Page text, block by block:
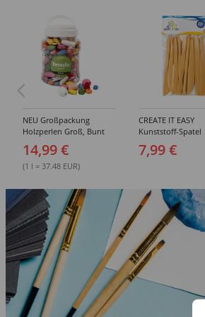
NEU Großpackung
Holzperlen Groß, Bunt
Sortiert, 400 ml Eimer
14,99 €
(1 l = 37.48 EUR)
CREATE IT EASY
Kunststoff-Spatel
Sortiment, 14 Stück
7,99 €